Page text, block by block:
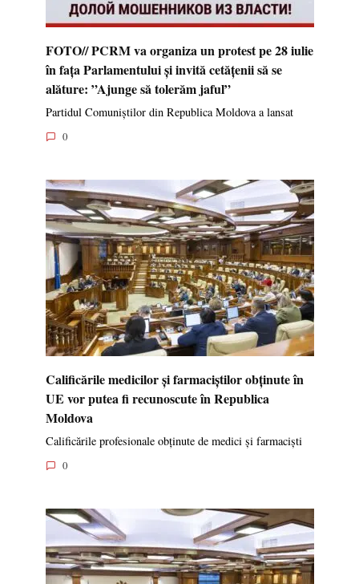
FOTO// PCRM va organiza un protest pe 28 iulie
în fața Parlamentului și invită cetățenii să se
alăture: ”Ajunge să tolerăm jaful”
Partidul Comuniștilor din Republica Moldova a lansat
0
Calificările medicilor și farmaciștilor obținute în
UE vor putea fi recunoscute în Republica
Moldova
Calificările profesionale obținute de medici și farmaciști
0